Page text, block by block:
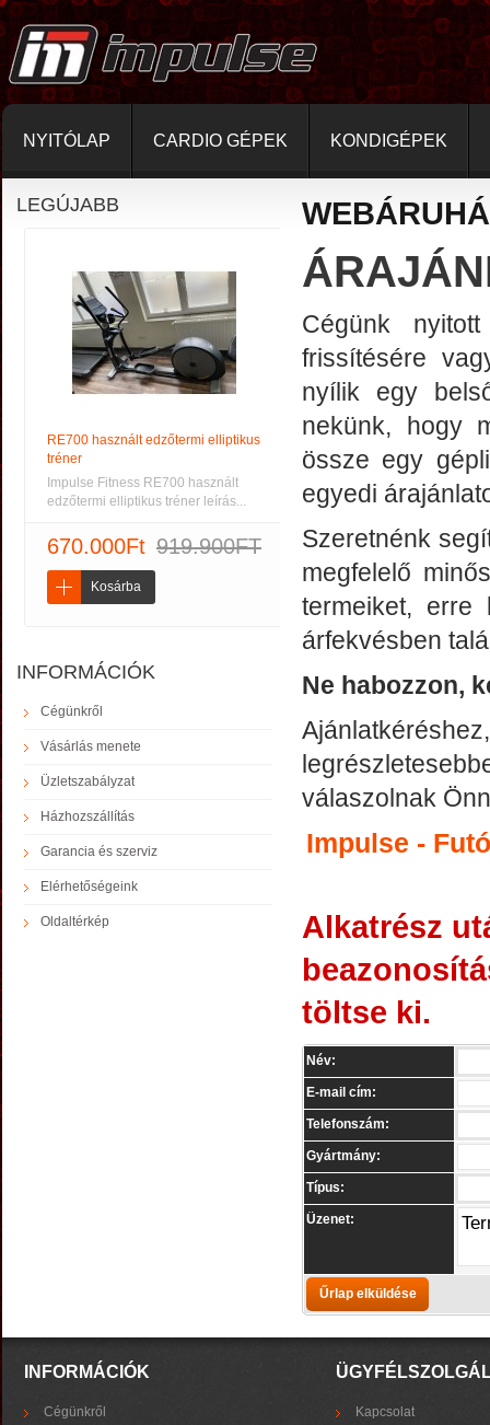
NYITÓLAP CARDIO GÉPEK KONDIGÉPEK
LEGÚJABB
RE700 használt edzőtermi elliptikus
tréner
Impulse Fitness RE700 használt
edzőtermi elliptikus tréner leírás...
670.000Ft 919.900FT
Kosárba
INFORMÁCIÓK
Cégünkről
Vásárlás menete
Üzletszabályzat
Házhozszállítás
Garancia és szerviz
Elérhetőségeink
Oldaltérkép
Cégünk
frissítésére
nyílik egy
nekünk, hogy
össze egy
egyedi
Szeretnénk
megfelelő
termeiket, erre
árfekvésben
Ne habozzon,
válaszolnak
Impulse -
Alkatrész
töltse ki.
Név:
E-mail cím:
Telefonszám:
Gyártmány:
Típus:
Üzenet:
INFORMÁCIÓK
Cégünkről
Kapcsolat